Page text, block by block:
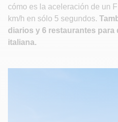
cómo es la aceleración de un
km/h en sólo 5 segundos.
diarios y 6 restaurantes
italiana.